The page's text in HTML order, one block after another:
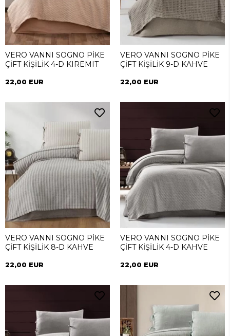
VERO VANNI SOGNO PİKE
ÇİFT KİŞİLİK 4-D KIREMIT
22,00 EUR
VERO VANNI SOGNO PİKE
ÇİFT KİŞİLİK 9-D KAHVE
22,00 EUR
VERO VANNI SOGNO PİKE
ÇİFT KİŞİLİK 8-D KAHVE
22,00 EUR
VERO VANNI SOGNO PİKE
ÇİFT KİŞİLİK 4-D KAHVE
22,00 EUR